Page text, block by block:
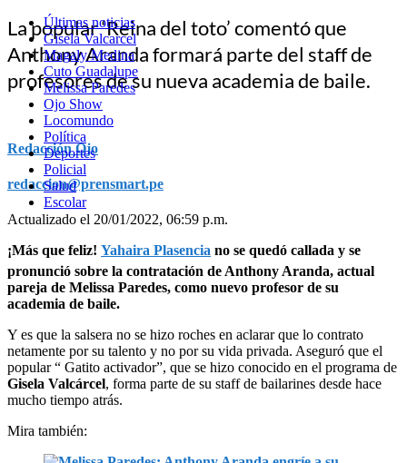
Últimas noticias
Gisela Valcarcel
Magaly Medina
Cuto Guadalupe
Melissa Paredes
Ojo Show
Locomundo
Política
Deportes
Policial
Salud
Escolar
La popular ‘Reina del toto’ comentó que
Anthony Aranda formará parte del staff de
profesores de su nueva academia de baile.
Redacción Ojo
redaccion@prensmart.pe
Actualizado el 20/01/2022, 06:59 p.m.
¡Más que feliz! Yahaira Plasencia no se quedó callada y se
pronunció sobre la contratación de Anthony Aranda, actual
pareja de Melissa Paredes, como nuevo profesor de su
academia de baile.
Y es que la salsera no se hizo roches en aclarar que lo contrato
netamente por su talento y no por su vida privada. Aseguró que el
popular “ Gatito activador”, que se hizo conocido en el programa de
Gisela Valcárcel, forma parte de su staff de bailarines desde hace
mucho tiempo atrás.
Mira también: